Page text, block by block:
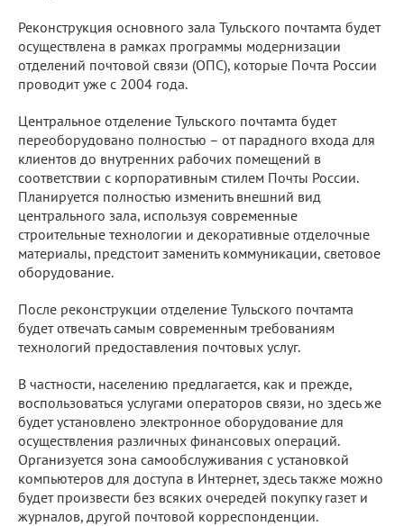
Реконструкция основного зала Тульского почтамта будет
осуществлена в рамках программы модернизации
отделений почтовой связи (ОПС), которые Почта России
проводит уже с 2004 года.
Центральное отделение Тульского почтамта будет
переоборудовано полностью – от парадного входа для
клиентов до внутренних рабочих помещений в
соответствии с корпоративным стилем Почты России.
Планируется полностью изменить внешний вид
центрального зала, используя современные
строительные технологии и декоративные отделочные
материалы, предстоит заменить коммуникации, световое
оборудование.
После реконструкции отделение Тульского почтамта
будет отвечать самым современным требованиям
технологий предоставления почтовых услуг.
В частности, населению предлагается, как и прежде,
воспользоваться услугами операторов связи, но здесь же
будет установлено электронное оборудование для
осуществления различных финансовых операций.
Организуется зона самообслуживания с установкой
компьютеров для доступа в Интернет, здесь также можно
будет произвести без всяких очередей покупку газет и
журналов, другой почтовой корреспонденции.